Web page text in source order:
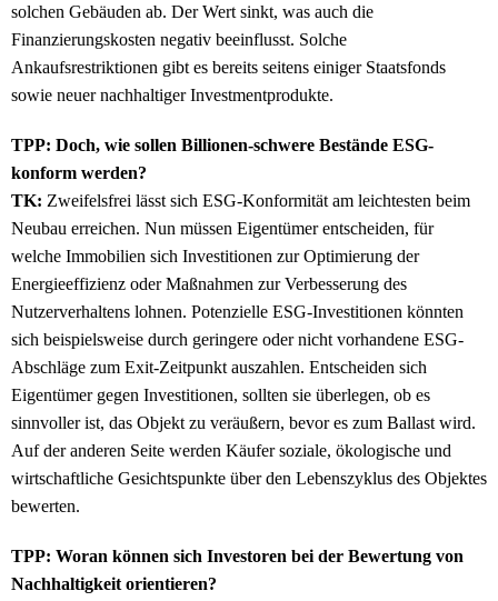
solchen Gebäuden ab. Der Wert sinkt, was auch die
Finanzierungskosten negativ beeinflusst. Solche
Ankaufsrestriktionen gibt es bereits seitens einiger Staatsfonds
sowie neuer nachhaltiger Investmentprodukte.
TPP: Doch, wie sollen Billionen-schwere Bestände ESG-
konform werden?
TK: Zweifelsfrei lässt sich ESG-Konformität am leichtesten beim
Neubau erreichen. Nun müssen Eigentümer entscheiden, für
welche Immobilien sich Investitionen zur Optimierung der
Energieeffizienz oder Maßnahmen zur Verbesserung des
Nutzerverhaltens lohnen. Potenzielle ESG-Investitionen könnten
sich beispielsweise durch geringere oder nicht vorhandene ESG-
Abschläge zum Exit-Zeitpunkt auszahlen. Entscheiden sich
Eigentümer gegen Investitionen, sollten sie überlegen, ob es
sinnvoller ist, das Objekt zu veräußern, bevor es zum Ballast wird.
Auf der anderen Seite werden Käufer soziale, ökologische und
wirtschaftliche Gesichtspunkte über den Lebenszyklus des Objektes
bewerten.
TPP: Woran können sich Investoren bei der Bewertung von
Nachhaltigkeit orientieren?